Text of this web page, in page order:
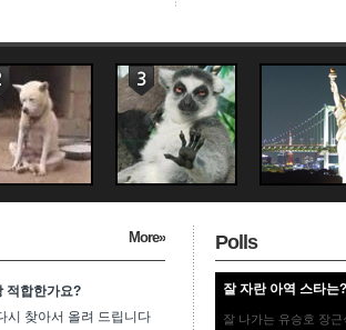
More»
적합한가요?
시 찾아서 올려 드립니다
Polls
잘 자란 아역 스타는
잘 나가는 유승호 장